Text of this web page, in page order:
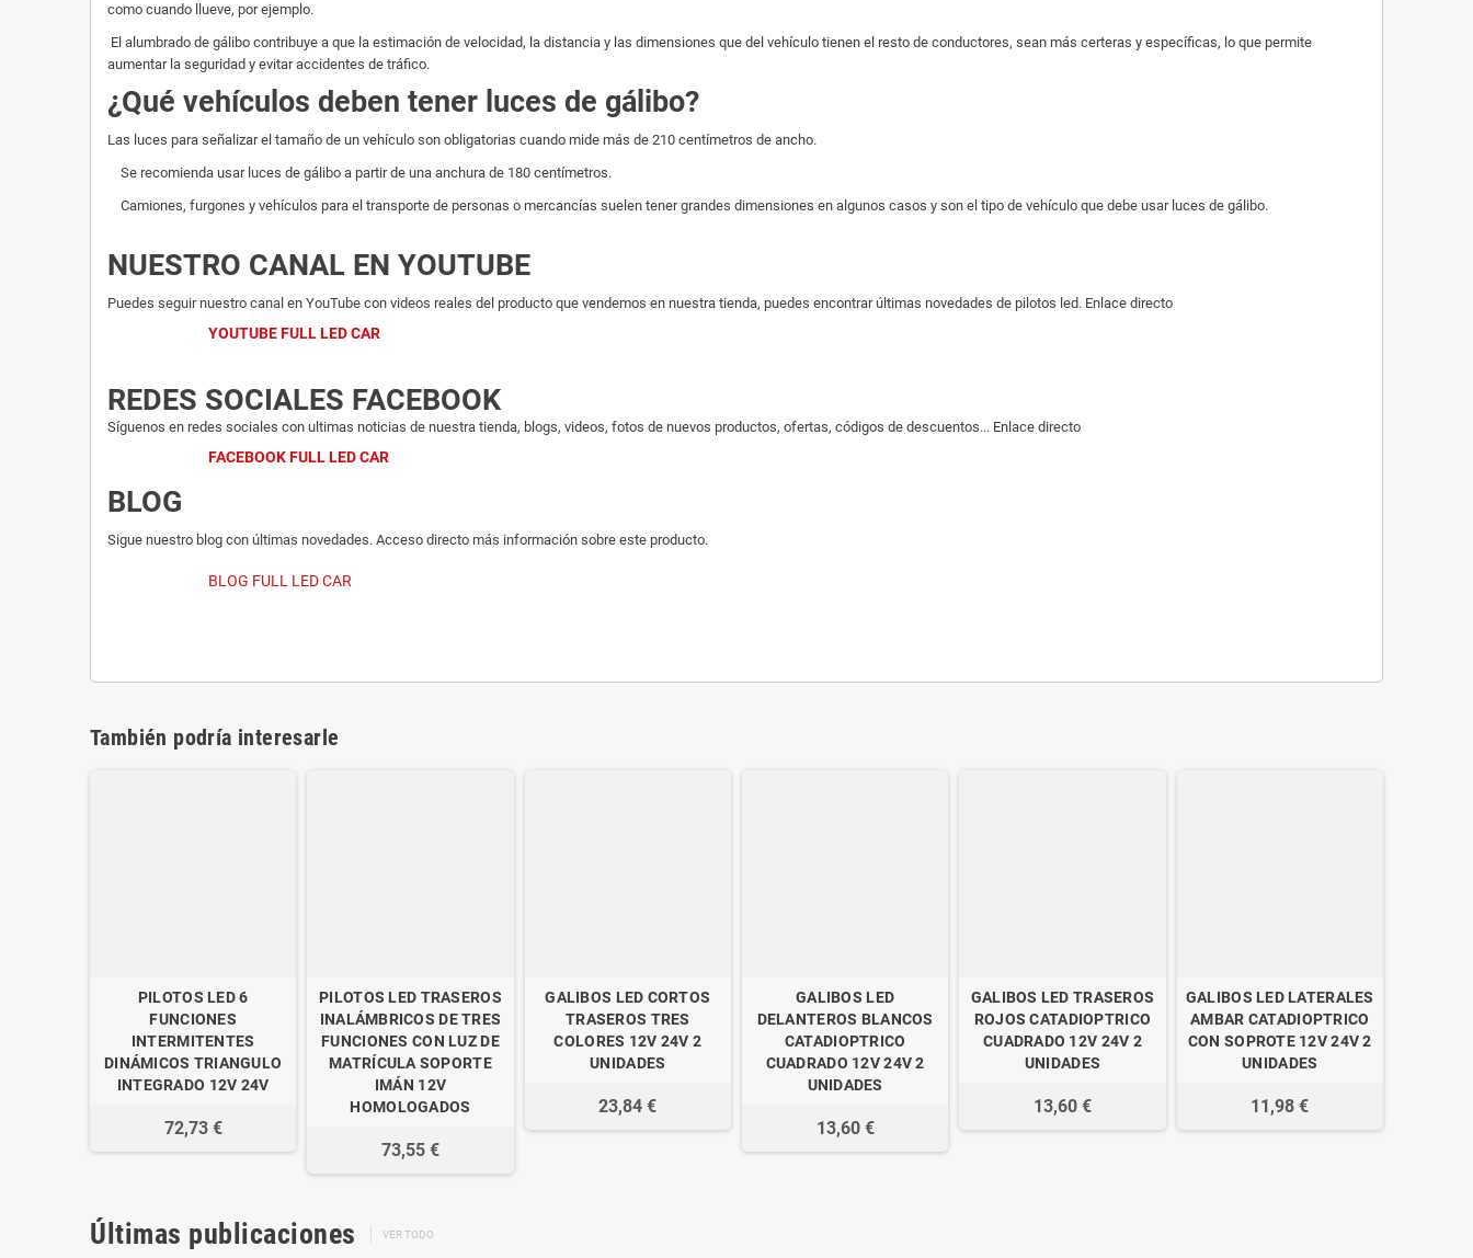
como cuando llueve, por ejemplo.
El alumbrado de gálibo contribuye a que la estimación de velocidad, la distancia y las dimensiones que del vehículo tienen el resto de conductores, sean más certeras y específicas, lo que permite
aumentar la seguridad y evitar accidentes de tráfico.
¿Qué vehículos deben tener luces de gálibo?
Las luces para señalizar el tamaño de un vehículo son obligatorias cuando mide más de 210 centímetros de ancho.
Se recomienda usar luces de gálibo a partir de una anchura de 180 centímetros.
Camiones, furgones y vehículos para el transporte de personas o mercancías suelen tener grandes dimensiones en algunos casos y son el tipo de vehículo que debe usar luces de gálibo.
NUESTRO CANAL EN YOUTUBE
Puedes seguir nuestro canal en YouTube con videos reales del producto que vendemos en nuestra tienda, puedes encontrar últimas novedades de pilotos led. Enlace directo
YOUTUBE FULL LED CAR
REDES SOCIALES FACEBOOK
Síguenos en redes sociales con ultimas noticias de nuestra tienda, blogs, videos, fotos de nuevos productos, ofertas, códigos de descuentos... Enlace directo
FACEBOOK FULL LED CAR
BLOG
Sigue nuestro blog con últimas novedades. Acceso directo más información sobre este producto.
BLOG FULL LED CAR
También podría interesarle
PILOTOS LED 6
FUNCIONES
INTERMITENTES
DINÁMICOS TRIANGULO
INTEGRADO 12V 24V
72,73 €
PILOTOS LED TRASEROS
INALÁMBRICOS DE TRES
FUNCIONES CON LUZ DE
MATRÍCULA SOPORTE
IMÁN 12V
HOMOLOGADOS
73,55 €
GALIBOS LED CORTOS
TRASEROS TRES
COLORES 12V 24V 2
UNIDADES
23,84 €
GALIBOS LED
DELANTEROS BLANCOS
CATADIOPTRICO
CUADRADO 12V 24V 2
UNIDADES
13,60 €
GALIBOS LED TRASEROS
ROJOS CATADIOPTRICO
CUADRADO 12V 24V 2
UNIDADES
13,60 €
GALIBOS LED LATERALES
AMBAR CATADIOPTRICO
CON SOPROTE 12V 24V 2
UNIDADES
11,98 €
Últimas publicaciones VER TODO